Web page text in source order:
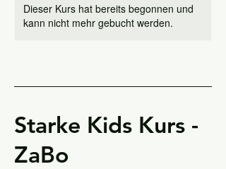
Dieser Kurs hat bereits begonnen und
kann nicht mehr gebucht werden.
Starke Kids Kurs -
ZaBo